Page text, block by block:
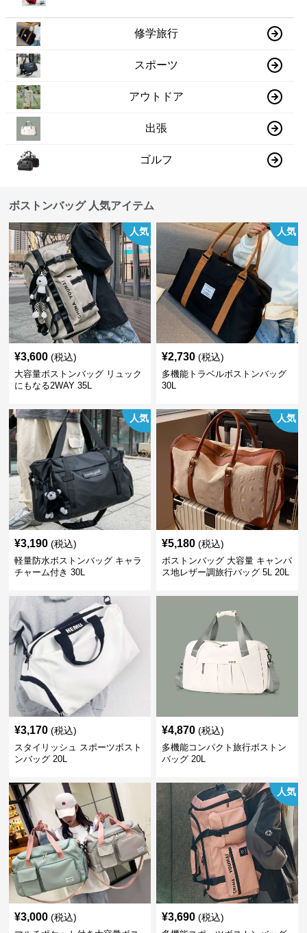
修学旅行
スポーツ
アウトドア
出張
ゴルフ
ボストンバッグ 人気アイテム
人気
¥3,600 (税込)
大容量ボストンバッグ リュック
にもなる2WAY 35L
人気
¥2,730 (税込)
多機能トラベルボストンバッグ
30L
人気
¥3,190 (税込)
軽量防水ボストンバッグ キャラ
チャーム付き 30L
人気
¥5,180 (税込)
ボストンバッグ 大容量 キャンバ
ス地レザー調旅行バッグ 5L 20L
¥3,170 (税込)
スタイリッシュ スポーツボスト
ンバッグ 20L
¥4,870 (税込)
多機能コンパクト旅行ボストン
バッグ 20L
¥3,000 (税込)
人気
¥3,690 (税込)